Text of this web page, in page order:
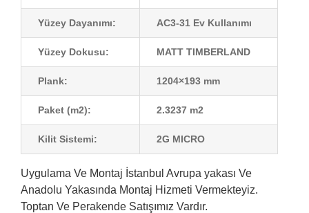
Yüzey Dayanımı: AC3-31 Ev Kullanımı
Yüzey Dokusu: MATT TIMBERLAND
Plank: 1204×193 mm
Paket (m2): 2.3237 m2
Kilit Sistemi: 2G MICRO
Uygulama Ve Montaj İstanbul Avrupa yakası Ve
Anadolu Yakasında Montaj Hizmeti Vermekteyiz.
Toptan Ve Perakende Satışımız Vardır.